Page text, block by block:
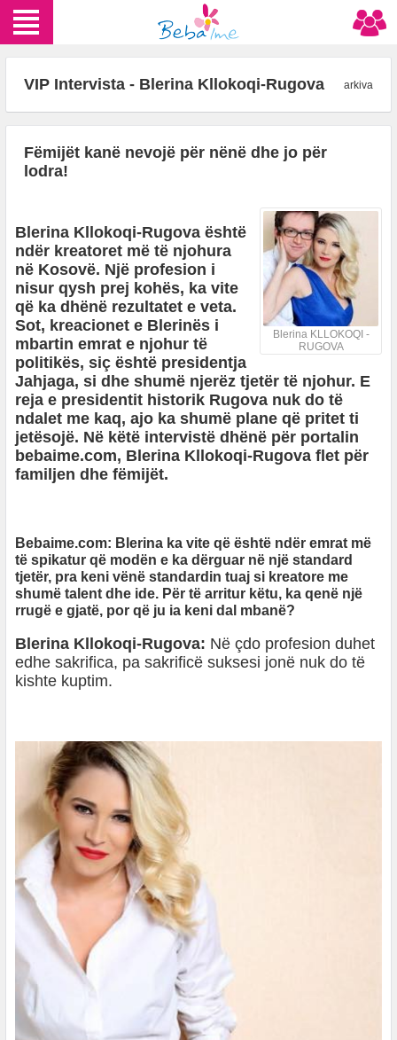
VIP Intervista - Blerina Kllokoqi-Rugova arkiva
Fëmijët kanë nevojë për nënë dhe jo për
lodra!
Blerina KLLOKOQI -
RUGOVA
Blerina Kllokoqi-Rugova është
ndër kreatoret më të njohura
në Kosovë. Një profesion i
nisur qysh prej kohës, ka vite
që ka dhënë rezultatet e veta.
Sot, kreacionet e Blerinës i
mbartin emrat e njohur të
politikës, siç është presidentja
Jahjaga, si dhe shumë njerëz tjetër të njohur. E
reja e presidentit historik Rugova nuk do të
ndalet me kaq, ajo ka shumë plane që pritet ti
jetësojë. Në këtë intervistë dhënë për portalin
bebaime.com, Blerina Kllokoqi-Rugova flet për
familjen dhe fëmijët.
Bebaime.com: Blerina ka vite që është ndër emrat më
të spikatur që modën e ka dërguar në një standard
tjetër, pra keni vënë standardin tuaj si kreatore me
shumë talent dhe ide. Për të arritur këtu, ka qenë një
rrugë e gjatë, por që ju ia keni dal mbanë?
Blerina Kllokoqi-Rugova: Në çdo profesion duhet
edhe sakrifica, pa sakrificë suksesi jonë nuk do të
kishte kuptim.